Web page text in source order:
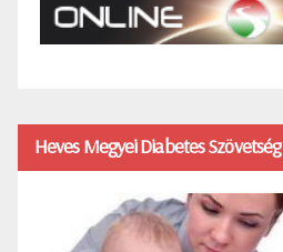
Heves Megyei Diabetes Szövetség